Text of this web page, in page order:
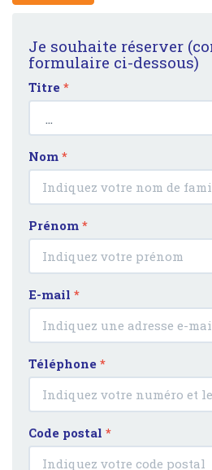
Je souhaite réserver
formulaire ci-dessous)
Titre *
Nom *
Prénom *
E-mail *
Téléphone *
Code postal *